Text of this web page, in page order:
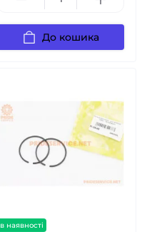
До кошика
в наявності